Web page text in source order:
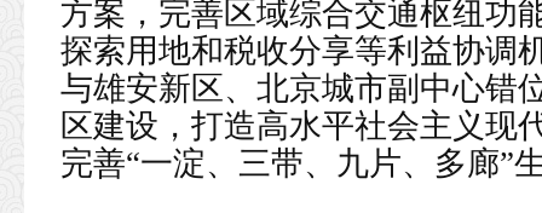
方案，完善区域综合交通枢纽功
探索用地和税收分享等利益协调
与雄安新区、北京城市副中心错
区建设，打造高水平社会主义现
完善“一淀、三带、九片、多廊”